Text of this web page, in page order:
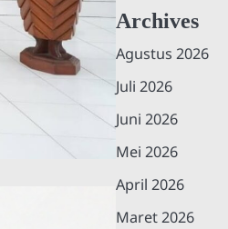
Archives
Agustus 2026
Juli 2026
Juni 2026
Mei 2026
April 2026
Maret 2026